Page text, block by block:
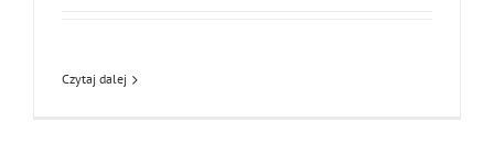
Czytaj dalej